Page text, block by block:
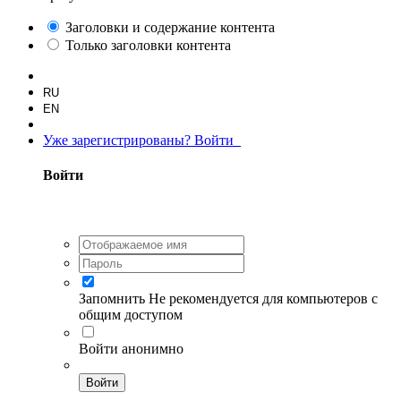
Заголовки и содержание контента
Только заголовки контента
RU
EN
Уже зарегистрированы? Войти
Войти
Запомнить Не рекомендуется для компьютеров с
общим доступом
Войти анонимно
Войти